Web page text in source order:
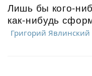
Лишь бы кого-
как-нибудь
Григорий Явлинский